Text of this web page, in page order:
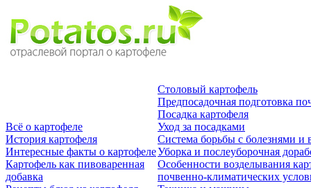
Всё о картофеле
История картофеля
Интересные факты о картофеле
Картофель как пивоваренная
добавка
Столовый картофель
Предпосадочная подготовка
Посадка картофеля
Уход за посадками
Система борьбы с болезнями и
Уборка и послеуборочная
Особенности возделывания
почвенно-климатических